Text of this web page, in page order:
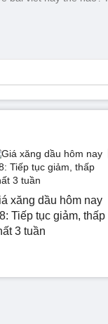
xăng dầu hôm nay
Tiếp tục giảm, thấp
3 tuần